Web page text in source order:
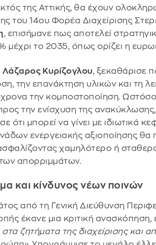
της Αττικής, θα έχουν
του 14ου Φορέα Διαχείρισης
, επισήμανε πως αποτελεί
μέχρι το 2035, όπως ορίζει η
Λάζαρος Κυρίζογλου, ξεκαθάρισε
την επανάκτηση υλικών και τη
την κομποστοποίηση.
την ενίσχυση της ανακύκλωσης,
ότι μπορεί να γίνει με ιδιωτικά
ενεργειακής αξιοποίησης θα
χαμηλότερο ή
απορριμμάτων.
και κίνδυνος νέων ποινών
από τη Γενική Διεύθυνση
έκανε μια κριτική ανασκόπηση,
ζητήματα της διαχείρισης και